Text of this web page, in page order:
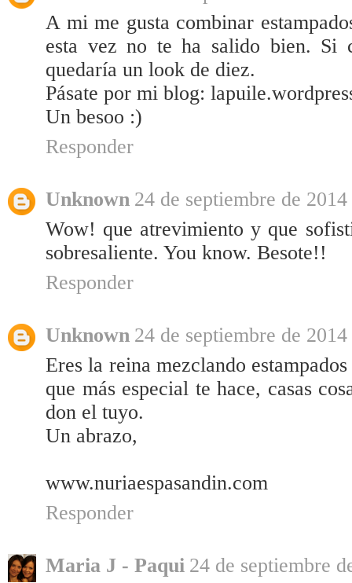
A mi me gusta combinar
esta vez no te ha salido bien. Si
quedaría un look de diez.
Pásate por mi blog:
Un besoo :)
Responder
Unknown 24 de septiembre de
Wow! que atrevimiento y que
sobresaliente. You know. Besote!!
Responder
Unknown 24 de septiembre de
Eres la reina mezclando
que más especial te hace, casas
don el tuyo.
Un abrazo,
www.nuriaespasandin.com
Responder
Maria J - Paqui 24 de septiembre